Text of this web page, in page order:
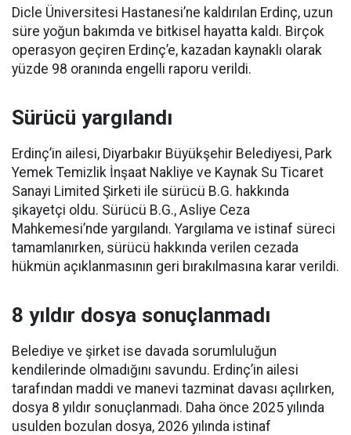
Dicle Üniversitesi Hastanesi’ne kaldırılan Erdinç, uzun
süre yoğun bakımda ve bitkisel hayatta kaldı. Birçok
operasyon geçiren Erdinç’e, kazadan kaynaklı olarak
yüzde 98 oranında engelli raporu verildi.
Sürücü yargılandı
Erdinç’in ailesi, Diyarbakır Büyükşehir Belediyesi, Park
Yemek Temizlik İnşaat Nakliye ve Kaynak Su Ticaret
Sanayi Limited Şirketi ile sürücü B.G. hakkında
şikayetçi oldu. Sürücü B.G., Asliye Ceza
Mahkemesi’nde yargılandı. Yargılama ve istinaf süreci
tamamlanırken, sürücü hakkında verilen cezada
hükmün açıklanmasının geri bırakılmasına karar verildi.
8 yıldır dosya sonuçlanmadı
Belediye ve şirket ise davada sorumluluğun
kendilerinde olmadığını savundu. Erdinç’in ailesi
tarafından maddi ve manevi tazminat davası açılırken,
dosya 8 yıldır sonuçlanmadı. Daha önce 2025 yılında
usulden bozulan dosya, 2026 yılında istinaf